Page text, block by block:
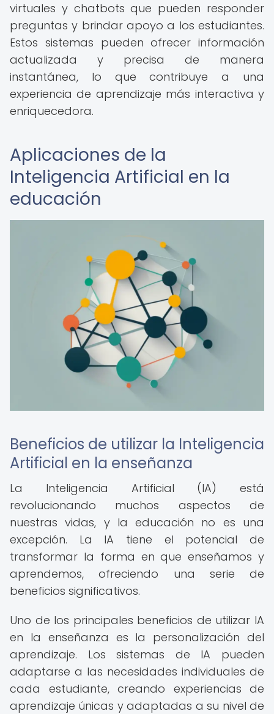
virtuales y chatbots que pueden responder
preguntas y brindar apoyo a los estudiantes.
Estos sistemas pueden ofrecer información
actualizada y precisa de manera
instantánea, lo que contribuye a una
experiencia de aprendizaje más interactiva y
enriquecedora.
Aplicaciones de la
Inteligencia Artificial en la
educación
Beneficios de utilizar la Inteligencia
Artificial en la enseñanza
La Inteligencia Artificial (IA) está
revolucionando muchos aspectos de
nuestras vidas, y la educación no es una
excepción. La IA tiene el potencial de
transformar la forma en que enseñamos y
aprendemos, ofreciendo una serie de
beneficios significativos.
Uno de los principales beneficios de utilizar IA
en la enseñanza es la personalización del
aprendizaje. Los sistemas de IA pueden
adaptarse a las necesidades individuales de
cada estudiante, creando experiencias de
aprendizaje únicas y adaptadas a su nivel de